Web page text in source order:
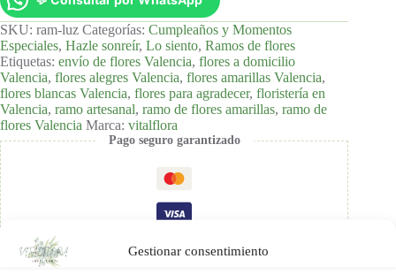
Gestionar consentimiento
SKU: ram-luz Categorías: Cumpleaños y Momentos
Especiales, Hazle sonreír, Lo siento, Ramos de flores
Etiquetas: envío de flores Valencia, flores a domicilio
Valencia, flores alegres Valencia, flores amarillas Valencia,
flores blancas Valencia, flores para agradecer, floristería en
Valencia, ramo artesanal, ramo de flores amarillas, ramo de
flores Valencia Marca: vitalflora
Pago seguro garantizado